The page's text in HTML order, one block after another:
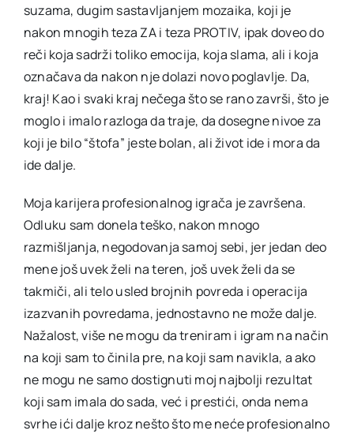
suzama, dugim sastavljanjem mozaika, koji je
nakon mnogih teza ZA i teza PROTIV, ipak doveo do
reči koja sadrži toliko emocija, koja slama, ali i koja
označava da nakon nje dolazi novo poglavlje. Da,
kraj! Kao i svaki kraj nečega što se rano završi, što je
moglo i imalo razloga da traje, da dosegne nivoe za
koji je bilo “štofa” jeste bolan, ali život ide i mora da
ide dalje.
Moja karijera profesionalnog igrača je završena.
Odluku sam donela teško, nakon mnogo
razmišljanja, negodovanja samoj sebi, jer jedan deo
mene još uvek želi na teren, još uvek želi da se
takmiči, ali telo usled brojnih povreda i operacija
izazvanih povredama, jednostavno ne može dalje.
Nažalost, više ne mogu da treniram i igram na način
na koji sam to činila pre, na koji sam navikla, a ako
ne mogu ne samo dostignuti moj najbolji rezultat
koji sam imala do sada, već i prestići, onda nema
svrhe ići dalje kroz nešto što me neće profesionalno